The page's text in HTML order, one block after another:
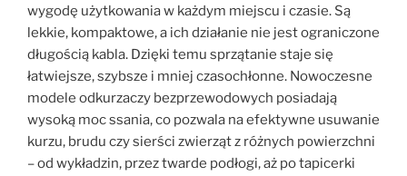
wygodę użytkowania w każdym miejscu i czasie. Są
lekkie, kompaktowe, a ich działanie nie jest ograniczone
długością kabla. Dzięki temu sprzątanie staje się
łatwiejsze, szybsze i mniej czasochłonne. Nowoczesne
modele odkurzaczy bezprzewodowych posiadają
wysoką moc ssania, co pozwala na efektywne usuwanie
kurzu, brudu czy sierści zwierząt z różnych powierzchni
– od wykładzin, przez twarde podłogi, aż po tapicerki